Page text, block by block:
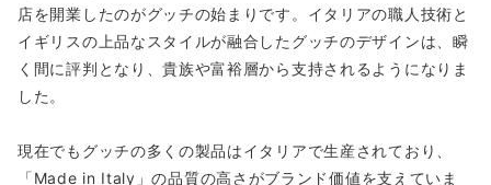
店を開業したのがグッチの始まりです。イタリアの職人技術と
イギリスの上品なスタイルが融合したグッチのデザインは、瞬
く間に評判となり、貴族や富裕層から支持されるようになりま
した。
現在でもグッチの多くの製品はイタリアで生産されており、
「Made in Italy」の品質の高さがブランド価値を支えていま